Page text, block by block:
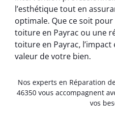
l’esthétique tout en
optimale. Que ce soit
toiture en Payrac ou une
toiture en Payrac,
valeur de votre bien.
Nos experts en Réparation
46350 vous accompagnent
vos